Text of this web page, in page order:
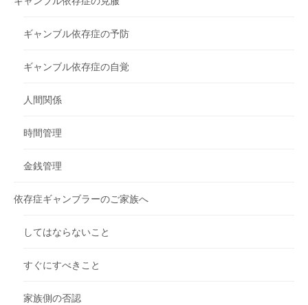
ギャンブル依存症の予防
ギャンブル依存症の自覚
人間関係
時間管理
金銭管理
依存症ギャンブラーのご家族へ
してはならないこと
すぐにすべきこと
家族側の否認